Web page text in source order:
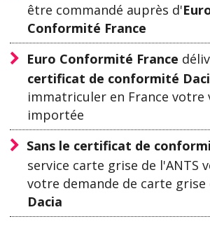
être commandé auprès d'
Conformité France
Euro Conformité France
certificat de conformité
immatriculer en France votre
importée
Sans le certificat de
service carte grise de l'ANTS
votre demande de carte grise
Dacia